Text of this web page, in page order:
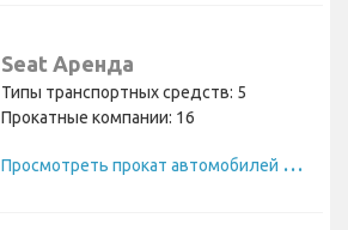
Seat Аренда
Типы транспортных средств: 5
Прокатные компании: 16
П
росмотреть прокат автомобилей Seat